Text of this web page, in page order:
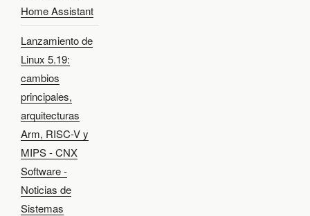
Home Assistant
Lanzamiento de
Linux 5.19:
cambios
principales,
arquitecturas
Arm, RISC-V y
MIPS - CNX
Software -
Noticias de
Sistemas